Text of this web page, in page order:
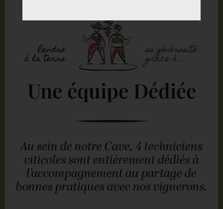
Une équipe Dédiée
Au sein de notre Cave, 4 techniciens
viticoles sont entièrement dédiés à
l’accompagnement au partage de
bonnes pratiques avec nos vignerons.